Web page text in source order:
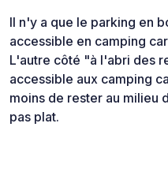
Il n'y a que le parking en
accessible en camping
L'autre côté "à l'abri des
accessible aux camping
moins de rester au milieu
pas plat.